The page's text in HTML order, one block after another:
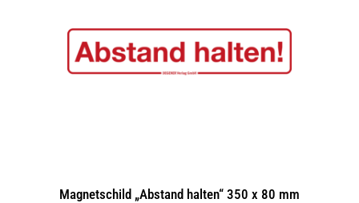
Magnetschild „Abstand halten“ 350 x 80 mm